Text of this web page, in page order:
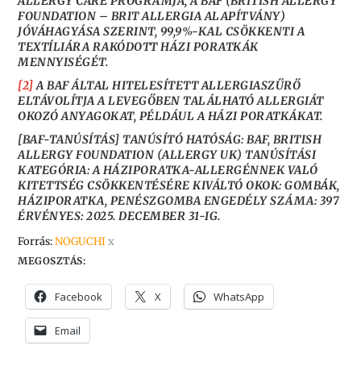
FOUNDATION – BRIT ALLERGIA ALAPÍTVÁNY)
JÓVÁHAGYÁSA SZERINT, 99,9%-KAL CSÖKKENTI A
TEXTÍLIÁRA RAKÓDOTT HÁZI PORATKÁK
MENNYISÉGÉT.
[2]A BAF ÁLTAL HITELESÍTETT ALLERGIASZŰRŐ
ELTÁVOLÍTJA A LEVEGŐBEN TALÁLHATÓ ALLERGIÁT
OKOZÓ ANYAGOKAT, PÉLDÁUL A HÁZI PORATKÁKAT.
[BAF-TANÚSÍTÁS] TANÚSÍTÓ HATÓSÁG: BAF, BRITISH
ALLERGY FOUNDATION (ALLERGY UK) TANÚSÍTÁSI
KATEGÓRIA: A HÁZIPORATKA-ALLERGÉNNEK VALÓ
KITETTSÉG CSÖKKENTÉSÉRE KIVÁLTÓ OKOK: GOMBÁK,
HÁZIPORATKA, PENÉSZGOMBA ENGEDÉLY SZÁMA: 397
ÉRVÉNYES: 2025. DECEMBER 31-IG.
Forrás:NOGUCHI x
MEGOSZTÁS:
Facebook X WhatsApp
Email